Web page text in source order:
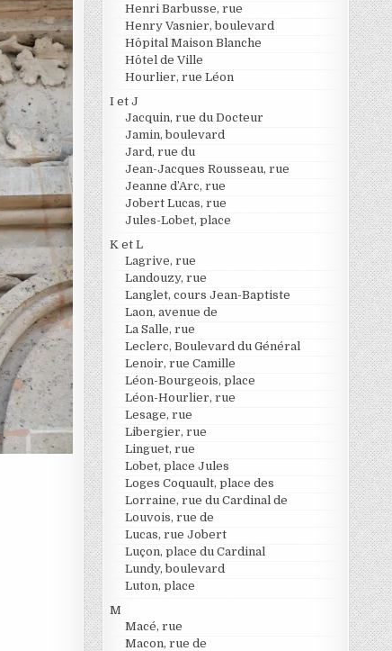
Henri Barbusse, rue
Henry Vasnier, boulevard
Hôpital Maison Blanche
Hôtel de Ville
Hourlier, rue Léon
I et J
Jacquin, rue du Docteur
Jamin, boulevard
Jard, rue du
Jean-Jacques Rousseau, rue
Jeanne d’Arc, rue
Jobert Lucas, rue
Jules-Lobet, place
K et L
Lagrive, rue
Landouzy, rue
Langlet, cours Jean-Baptiste
Laon, avenue de
La Salle, rue
Leclerc, Boulevard du Général
Lenoir, rue Camille
Léon-Bourgeois, place
Léon-Hourlier, rue
Lesage, rue
Libergier, rue
Linguet, rue
Lobet, place Jules
Loges Coquault, place des
Lorraine, rue du Cardinal de
Louvois, rue de
Lucas, rue Jobert
Luçon, place du Cardinal
Lundy, boulevard
Luton, place
M
Macé, rue
Macon, rue de